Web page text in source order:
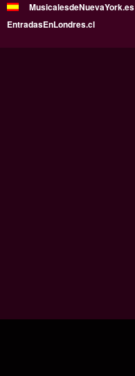
MusicalesdeNuevaYork.es
EntradasEnLondres.cl